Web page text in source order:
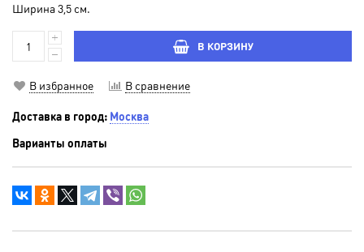
Ширина 3,5 см.
В КОРЗИНУ
В избранное В сравнение
Доставка в город: Москва
Варианты оплаты